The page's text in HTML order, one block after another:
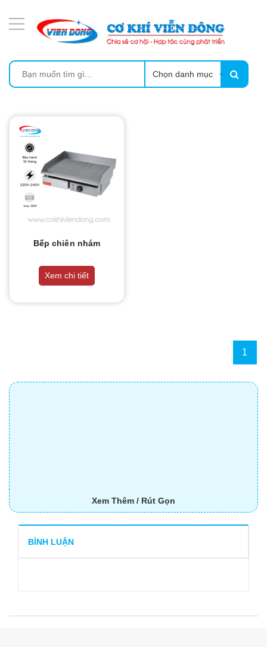
Chọn danh mục
Bếp chiên nhám
Xem chi tiết
1
Xem Thêm / Rút Gọn
BÌNH LUẬN
MÁY ÉP MÍA TẠO BỌT
MÁY RỬA BÁT SIÊU ÂM
LÒ SẤY
MÁY SẤY THỰC PHẨM CÔNG NGHIỆP
CẨM NANG
THIẾT BỊ NHÀ BẾP CAO CẤP
UNCATEGORIZED